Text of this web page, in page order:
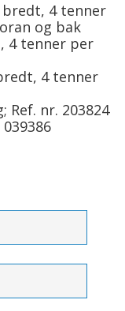
bredt, 4 tenner
og bak
4 tenner per
4 tenner
nr. 203824